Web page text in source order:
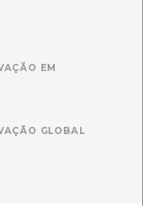
por:
EM
GLOBAL